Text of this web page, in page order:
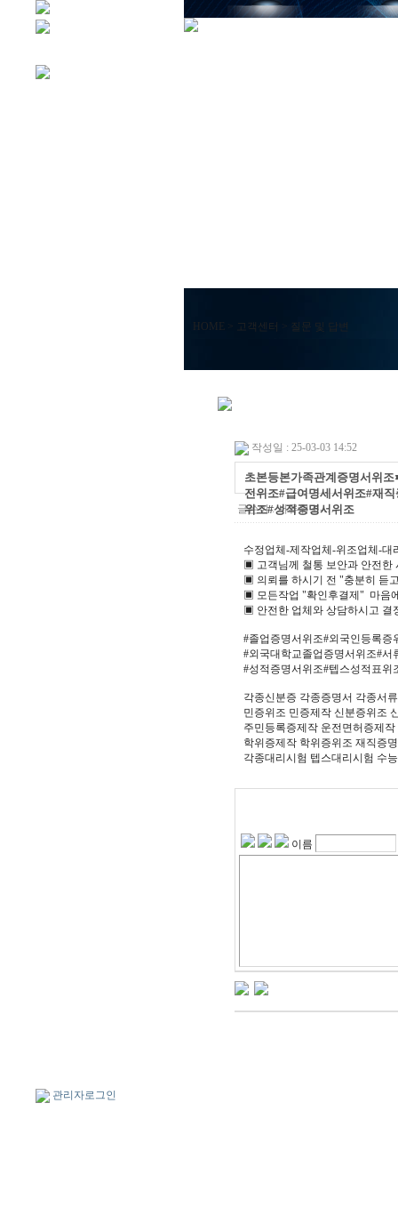
HOME > 고객센터 > 질문 및 답변
작성일 : 25-03-03 14:52
초본등본가족관계증명서위
전위조#급여명세서위조#재
위조#성적증명서위조
글쓴이 :서류위조-…
수정업체-제작업체-위조업체-대
▣ 고객님께 철통 보안과 안전한
▣ 의뢰를 하시기 전 "충분히 듣
▣ 모든작업 "확인후결제" 마음
▣ 안전한 업체와 상담하시고 결
#졸업증명서위조#외국인등록
#외국대학교졸업증명서위조#서
#성적증명서위조#텝스성적표위
각종신분증 각종증명서 각종서
민증위조 민증제작 신분증위조
주민등록증제작 운전면허증제
학위증제작 학위증위조 재직증
각종대리시험 텝스대리시험 수
이름
관리자로그인